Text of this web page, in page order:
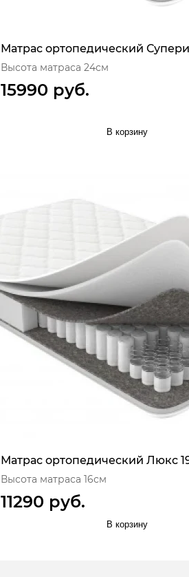
Матрас ортопедический
Высота матраса 24см
15990 руб.
В корзину
Матрас ортопедический Люкс
Высота матраса 16см
11290 руб.
В корзину